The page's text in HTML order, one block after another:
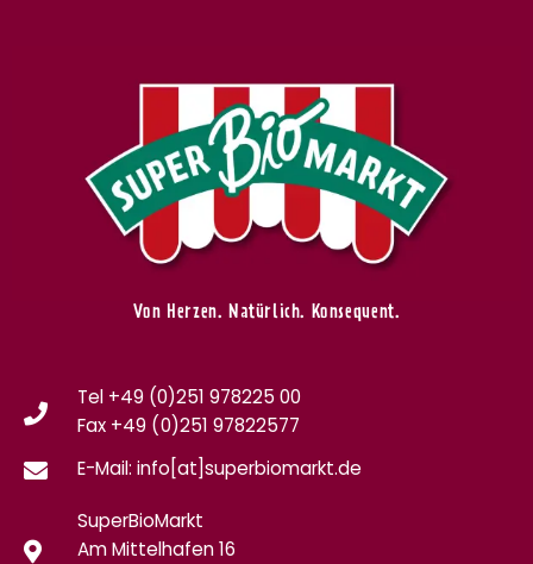
Von Herzen. Natürlich. Konsequent.
Tel +49 (0)251 978225 00
Fax +49 (0)251 97822577
E-Mail: info[at]superbiomarkt.de
SuperBioMarkt
Am Mittelhafen 16